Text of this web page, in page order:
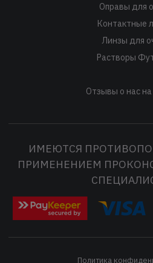
Оправы для
Контактные
Линзы для
Растворы
Отзывы о нас
ИМЕЮТСЯ
ПРИМЕНЕНИЕМ
Политика